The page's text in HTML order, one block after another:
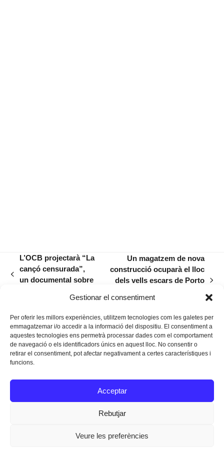
Gestionar el consentiment
Per oferir les millors experiències, utilitzem tecnologies com les galetes per
emmagatzemar i/o accedir a la informació del dispositiu. El consentiment a
aquestes tecnologies ens permetrà processar dades com el comportament
de navegació o els identificadors únics en aquest lloc. No consentir o
retirar el consentiment, pot afectar negativament a certes característiques i
funcions.
Acceptar
Rebutjar
Veure les preferències
previous
L’OCB projectarà “La
cançó censurada”,
un documental sobre
next
post:
Un magatzem de nova
construcció ocuparà el lloc
dels vells escars de Porto
Instagram
Facebook
Twitter
Texts Legals